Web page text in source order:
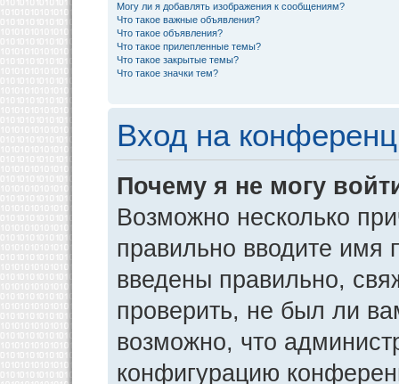
Могу ли я добавлять изображения к сообщениям?
Что такое важные объявления?
Что такое объявления?
Что такое прилепленные темы?
Что такое закрытые темы?
Что такое значки тем?
Вход на
Почему я не могу
Возможно несколько
правильно вводите имя
введены правильно,
проверить, не был ли
возможно, что
конфигурацию